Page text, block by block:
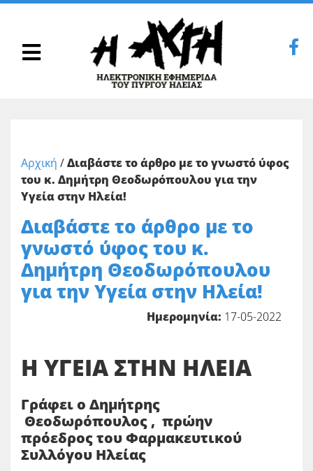
Αρχική /Διαβάστε το άρθρο με το γνωστό ύφος
του κ. Δημήτρη Θεοδωρόπουλου για την
Υγεία στην Ηλεία!
Διαβάστε το άρθρο με το
γνωστό ύφος του κ.
Δημήτρη Θεοδωρόπουλου
για την Υγεία στην Ηλεία!
Ημερομηνία: 17-05-2022
Η ΥΓΕΙΑ ΣΤΗΝ ΗΛΕΙΑ
Γράφει ο Δημήτρης
Θεοδωρόπουλος , πρώην
πρόεδρος του Φαρμακευτικού
Συλλόγου Ηλείας